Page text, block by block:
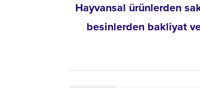
Hayvansal ürünlerden
besinlerden bakliyat